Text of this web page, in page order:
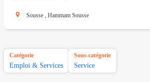
Sousse , Hammam Sousse
Catégorie
Emploi & Services
Sous-catégorie
Service